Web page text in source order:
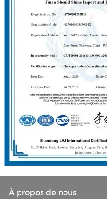
À propos de nous